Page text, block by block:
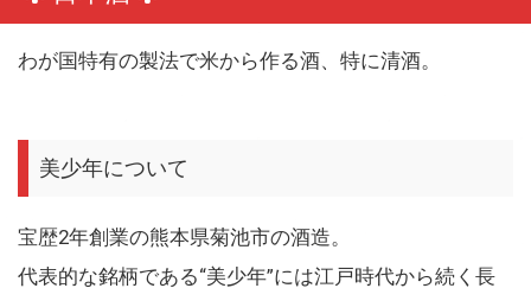
わが国特有の製法で米から作る酒、特に清酒。
美少年について
宝歴2年創業の熊本県菊池市の酒造。
代表的な銘柄である“美少年”には江戸時代から続く長